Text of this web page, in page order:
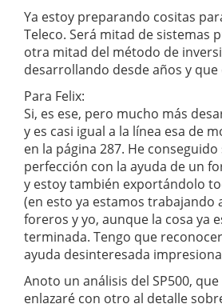
Ya estoy preparando cositas
Teleco. Será mitad de sistemas
otra mitad del método de
desarrollando desde años y
Para Felix:
Si, es ese, pero mucho más
y es casi igual a la línea esa de
en la página 287. He
perfección con la ayuda de un
y estoy también exportándolo
(en esto ya estamos trabajando
foreros y yo, aunque la cosa ya
terminada. Tengo que
ayuda desinteresada
Anoto un análisis del SP500,
enlazaré con otro al detalle